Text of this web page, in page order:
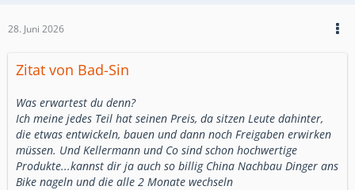
28. Juni 2026
Zitat von Bad-Sin
Was erwartest du denn?
Ich meine jedes Teil hat seinen Preis, da sitzen Leute dahinter,
die etwas entwickeln, bauen und dann noch Freigaben erwirken
müssen. Und Kellermann und Co sind schon hochwertige
Produkte...kannst dir ja auch so billig China Nachbau Dinger ans
Bike nageln und die alle 2 Monate wechseln